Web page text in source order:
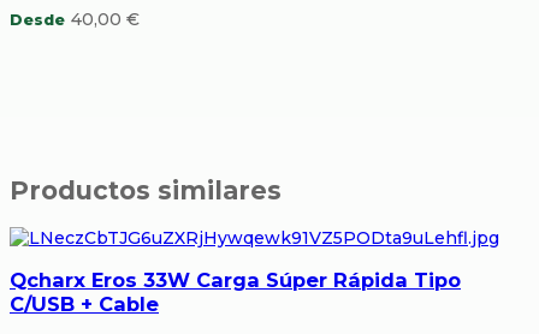
Desde 40,00 €
Productos similares
Qcharx Eros 33W Carga Súper Rápida Tipo
C/USB + Cable